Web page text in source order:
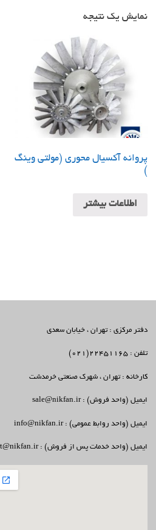
نمایش یک نتیجه
پروانه آکسیال محوری (مولتی وینگ
)
اطلاعات بیشتر
دفتر مرکزی : تهران ، خیابان سعدی
تلفن : 22451165(021)
کارخانه : تهران ، شهرک صنعتی خرمدشت
ایمیل (واحد فروش) : sale@nikfan.ir
ایمیل (واحد روابط عمومی) : info@nikfan.ir
ایمیل (واحد خدمات پس از فروش) : support@nikfan.ir